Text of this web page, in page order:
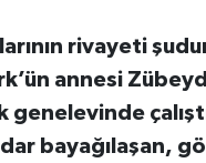
rivayeti
annesi
genelevinde
bayağılaşan,